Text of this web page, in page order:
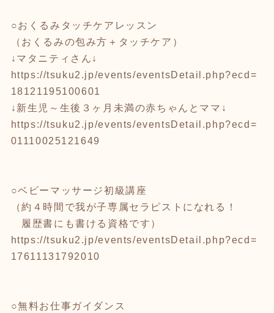
○おくるみタッチケアレッスン
（おくるみの包み方＋タッチケア）
↓マタニティさん↓
https://tsuku2.jp/events/eventsDetail.php?ecd=
18121195100601
↓新生児～生後３ヶ月未満の赤ちゃんとママ↓
https://tsuku2.jp/events/eventsDetail.php?ecd=
01110025121649
○ベビーマッサージ初級講座
（約４時間で我が子専属セラピストになれる！
履歴書にも書ける資格です）
https://tsuku2.jp/events/eventsDetail.php?ecd=
17611131792010
○無料お仕事ガイダンス